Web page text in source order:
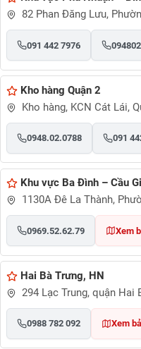
82 Phan Đăng Lưu,
091 442 7976
Kho hàng Quận 2
Kho hàng, KCN Cát Lái,
0948.02.0788 091
Khu vực Ba Đình – Cầu
1130A Đê La Thành,
0969.52.62.79 Xem
Hai Bà Trưng, HN
294 Lạc Trung, quận Hai
0988 782 092 Xem